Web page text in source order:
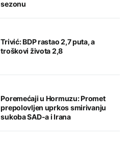
sezonu
Trivić: BDP rastao 2,7 puta, a
troškovi života 2,8
Poremećaji u Hormuzu: Promet
prepolovljen uprkos smirivanju
sukoba SAD-a i Irana